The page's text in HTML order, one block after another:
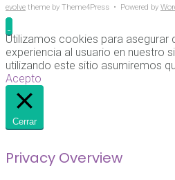
evolve theme by Theme4Press • Powered by
Utilizamos cookies para asegurar
experiencia al usuario en nuestro
utilizando este sitio asumiremos
Acepto
Cerrar
Privacy Overview